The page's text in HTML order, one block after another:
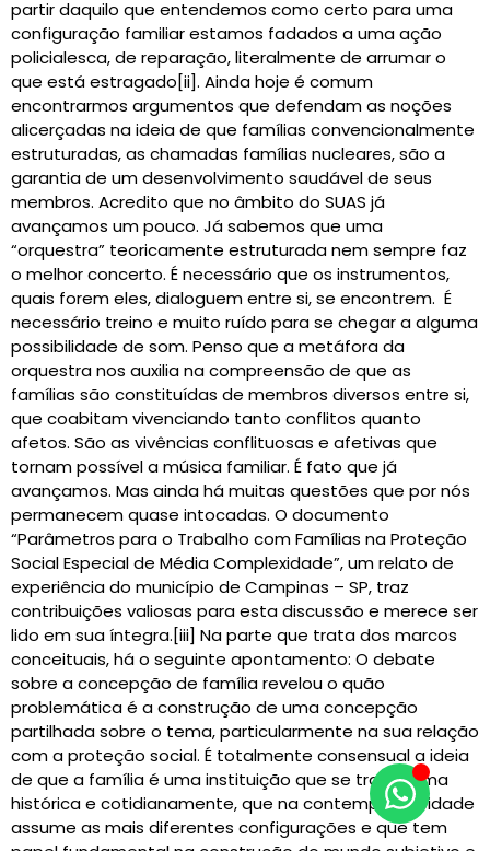
partir daquilo que entendemos como certo para uma
configuração familiar estamos fadados a uma ação
policialesca, de reparação, literalmente de arrumar o
que está estragado[ii]. Ainda hoje é comum
encontrarmos argumentos que defendam as noções
alicerçadas na ideia de que famílias convencionalmente
estruturadas, as chamadas famílias nucleares, são a
garantia de um desenvolvimento saudável de seus
membros. Acredito que no âmbito do SUAS já
avançamos um pouco. Já sabemos que uma
“orquestra” teoricamente estruturada nem sempre faz
o melhor concerto. É necessário que os instrumentos,
quais forem eles, dialoguem entre si, se encontrem. É
necessário treino e muito ruído para se chegar a alguma
possibilidade de som. Penso que a metáfora da
orquestra nos auxilia na compreensão de que as
famílias são constituídas de membros diversos entre si,
que coabitam vivenciando tanto conflitos quanto
afetos. São as vivências conflituosas e afetivas que
tornam possível a música familiar. É fato que já
avançamos. Mas ainda há muitas questões que por nós
permanecem quase intocadas. O documento
“Parâmetros para o Trabalho com Famílias na Proteção
Social Especial de Média Complexidade”, um relato de
experiência do município de Campinas – SP, traz
contribuições valiosas para esta discussão e merece ser
lido em sua íntegra.[iii] Na parte que trata dos marcos
conceituais, há o seguinte apontamento: O debate
sobre a concepção de família revelou o quão
problemática é a construção de uma concepção
partilhada sobre o tema, particularmente na sua relação
com a proteção social. É totalmente consensual a ideia
de que a família é uma instituição que se transforma
histórica e cotidianamente, que na contemporaneidade
assume as mais diferentes configurações e que tem